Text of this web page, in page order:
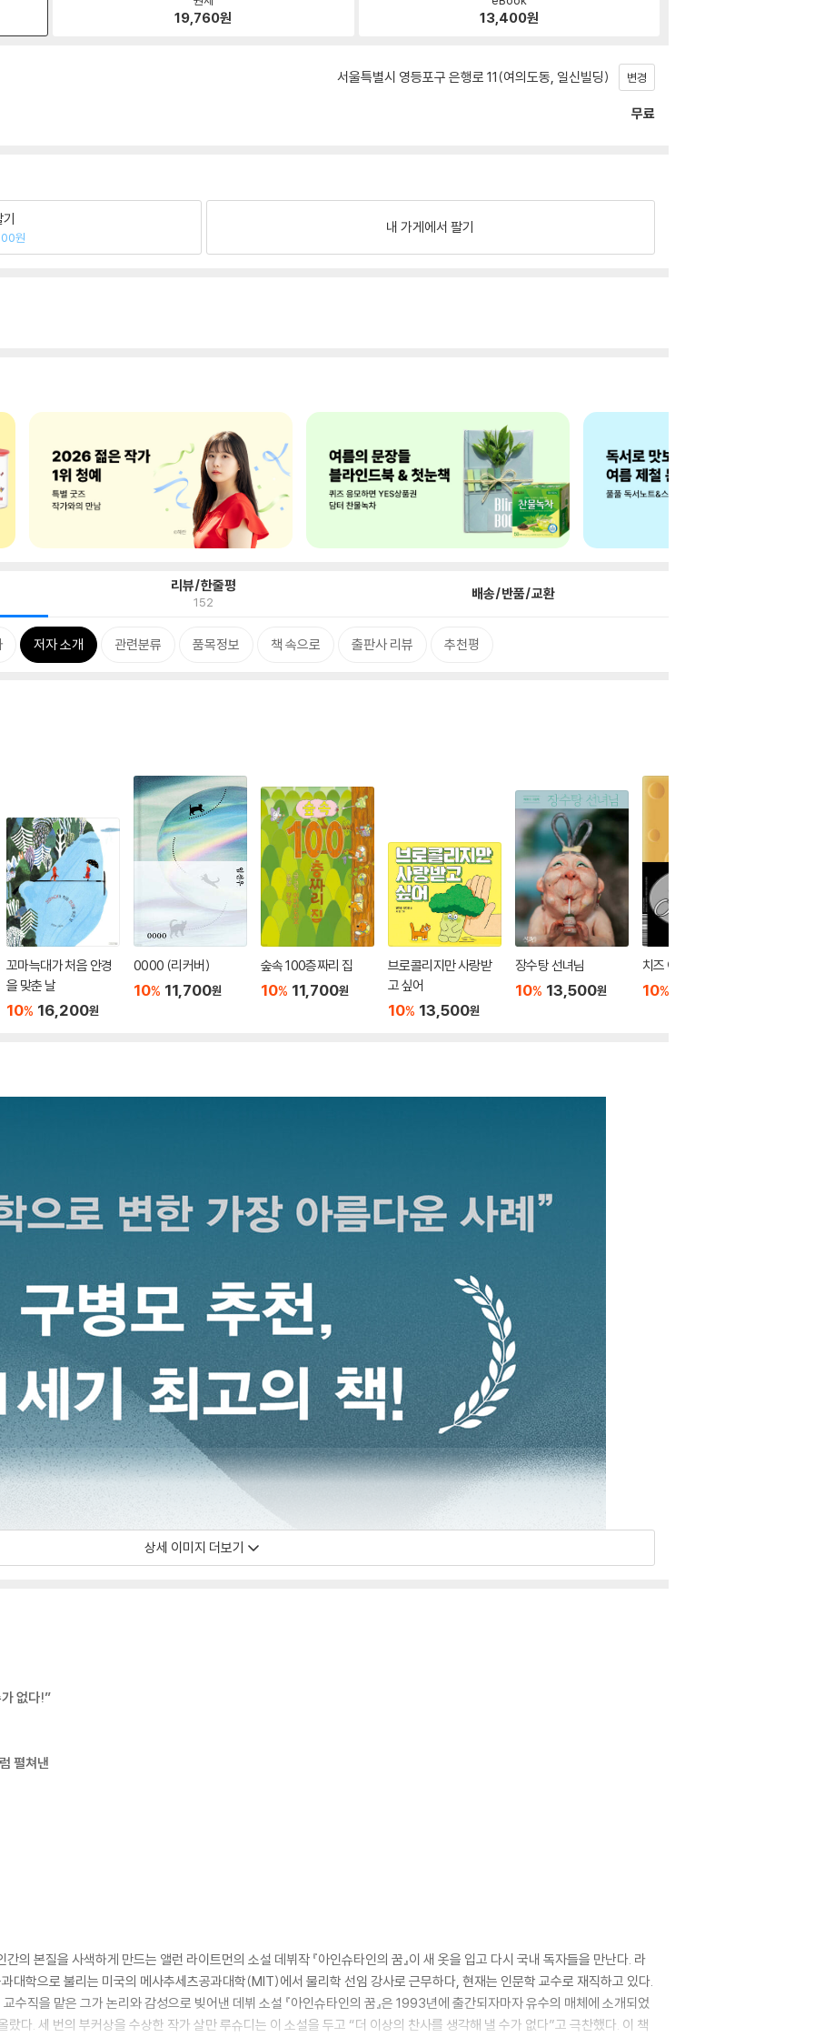
19,760원 13,400원
서울특별시 영등포구 은행로 11(여의도동, 일신빌딩) 변경
무료
원
내 가게에서 팔기
리뷰/한줄평
152 배송/반품/교환
저자 소개 관련분류 품목정보 책 속으로 출판사 리뷰 추천평
꼬마늑대가 처음 안경
을 맞춘 날
10% 16,200원
0000 (리커버)
10% 11,700원
숲속 100층짜리 집
10% 11,700원
브로콜리지만 사랑받
고 싶어
10% 13,500원
장수탕 선녀님
10% 13,500원
치즈 이야기
10%
상세 이미지 더보기
없다!”
펼쳐낸
의 본질을 사색하게 만드는 앨런 라이트먼의 소설 데뷔작 『아인슈타인의 꿈』이 새 옷을 입고 다시 국내 독자들을 만난다. 라
대학으로 불리는 미국의 메사추세츠공과대학(MIT)에서 물리학 선임 강사로 근무하다, 현재는 인문학 교수로 재직하고 있다.
수직을 맡은 그가 논리와 감성으로 빚어낸 데뷔 소설 『아인슈타인의 꿈』은 1993년에 출간되자마자 유수의 매체에 소개되었
다. 세 번의 부커상을 수상한 작가 살만 루슈디는 이 소설을 두고 “더 이상의 찬사를 생각해 낼 수가 없다”고 극찬했다. 이 책